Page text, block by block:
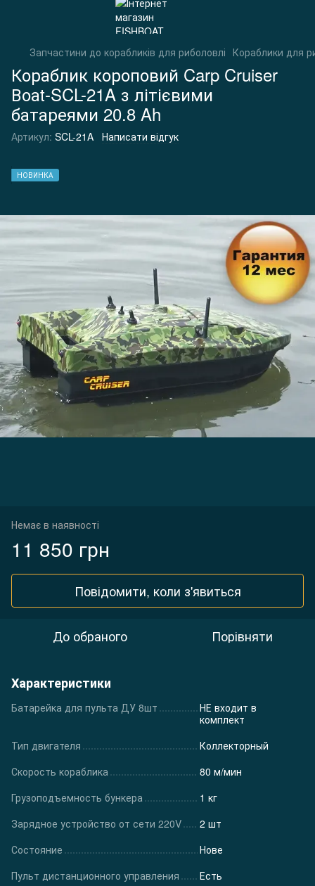
Запчастини до корабликів для риболовлі Кораблики для
Кораблик короповий Carp Cruiser
Воаt-SCL-21A з літієвими
батареями 20.8 Ah
Артикул: SCL-21A Написати відгук
НОВИНКА
Немає в наявності
11 850 грн
Повідомити, коли з'явиться
До обраного Порівняти
Характеристики
Батарейка для пульта ДУ 8шт
НЕ входит в
комплект
Тип двигателя
Коллекторный
Скорость кораблика
80 м/мин
Грузоподъемность бункера
1 кг
Зарядное устройство от сети 220V
2 шт
Состояние
Нове
Пульт дистанционного управления
Есть